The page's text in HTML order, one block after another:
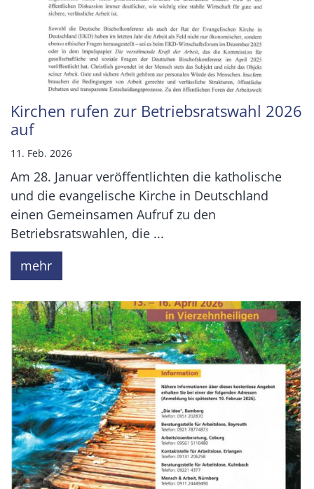
Kirchen rufen zur Betriebsratswahl 2026
auf
11. Feb. 2026
Am 28. Januar veröffentlichten die katholische
und die evangelische Kirche in Deutschland
einen Gemeinsamen Aufruf zu den
Betriebsratswahlen, die ...
mehr